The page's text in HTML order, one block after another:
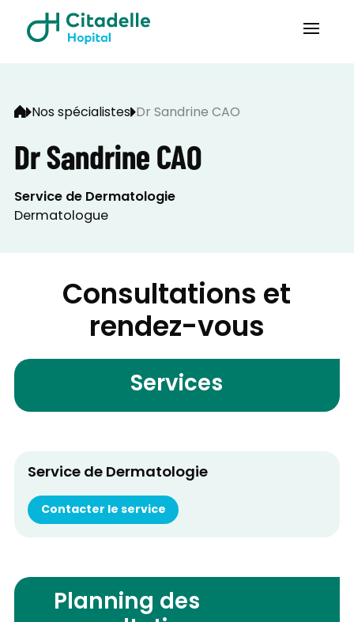
Nos spécialistes Dr Sandrine CAO
Dr Sandrine CAO
Service de Dermatologie
Dermatologue
Consultations et
rendez-vous
Services
Service de Dermatologie
Contacter le service
Planning des